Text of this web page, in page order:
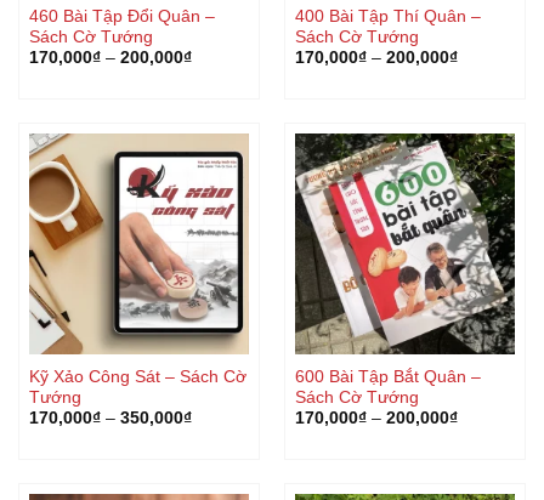
460 Bài Tập Đổi Quân –
Sách Cờ Tướng
170,000₫– 200,000₫
400 Bài Tập Thí Quân –
Sách Cờ Tướng
170,000₫– 200,000₫
Kỹ Xảo Công Sát – Sách Cờ
Tướng
170,000₫– 350,000₫
600 Bài Tập Bắt Quân –
Sách Cờ Tướng
170,000₫– 200,000₫